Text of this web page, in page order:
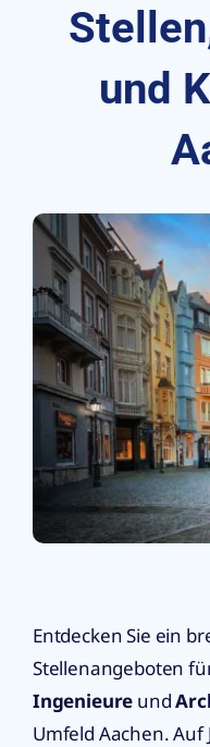
und
Entdecken Sie ein
Stellenangeboten
Ingenieure und
Umfeld Aachen.